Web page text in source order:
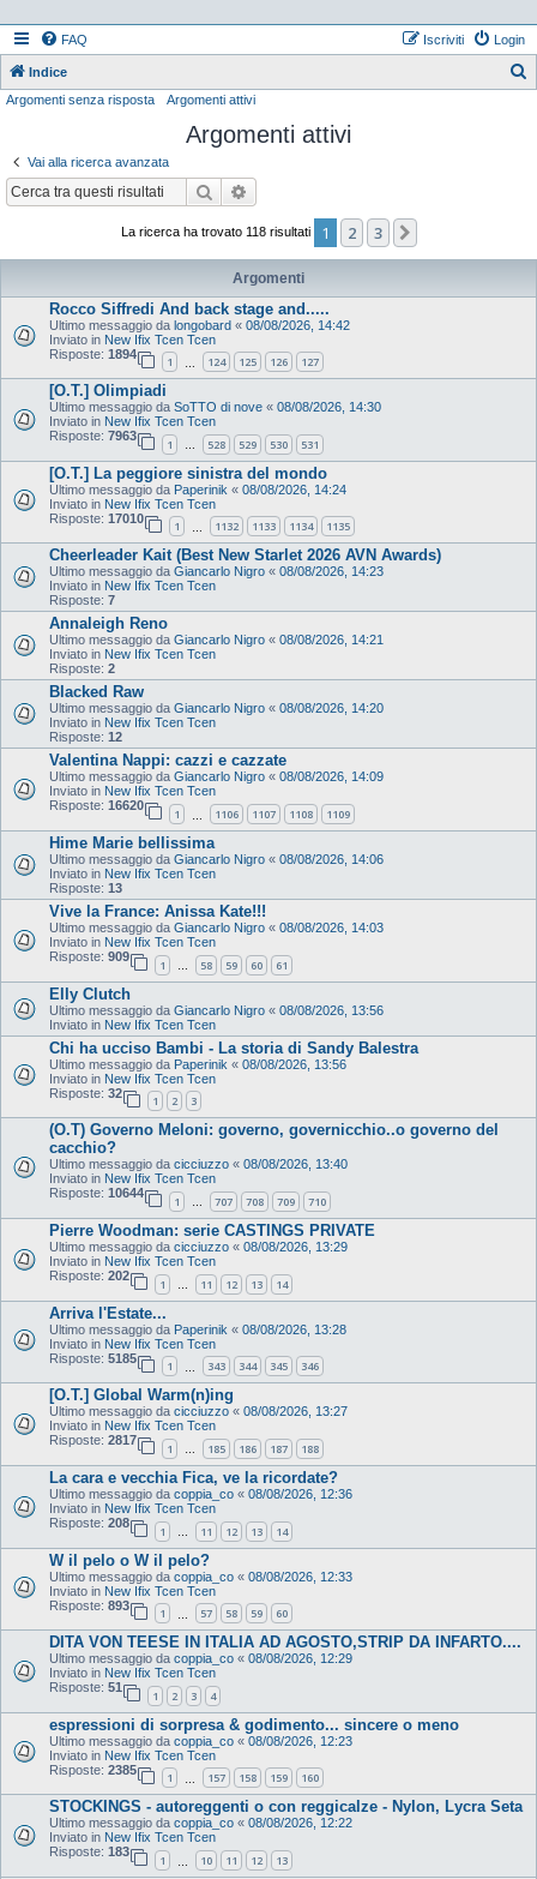
FAQ Login
Iscriviti
Indice
Argomenti senza risposta Argomenti attivi
Argomenti attivi
Vai alla ricerca avanzata
Cerca
La ricerca ha trovato 118 risultati 1 2 3
Argomenti
Rocco Siffredi And back stage and.....
Ultimo messaggio da longobard « 08/08/2026, 14:42
Inviato in New Ifix Tcen Tcen
Risposte: 1894
1 124 125 126 127
[O.T.] Olimpiadi
Ultimo messaggio da SoTTO di nove « 08/08/2026, 14:30
Inviato in New Ifix Tcen Tcen
Risposte: 7963
1 … 528 529 530 531
[O.T.] La peggiore sinistra del mondo
Ultimo messaggio da Paperinik « 08/08/2026, 14:24
Inviato in New Ifix Tcen Tcen
Risposte: 17010
1 1132 1133 1134 1135
Cheerleader Kait (Best New Starlet 2026 AVN Awards)
Ultimo messaggio da Giancarlo Nigro « 08/08/2026, 14:23
Inviato in New Ifix Tcen Tcen
Risposte: 7
Annaleigh Reno
Ultimo messaggio da Giancarlo Nigro « 08/08/2026, 14:21
Inviato in New Ifix Tcen Tcen
Risposte: 2
Blacked Raw
Ultimo messaggio da Giancarlo Nigro « 08/08/2026, 14:20
Inviato in New Ifix Tcen Tcen
Risposte: 12
Valentina Nappi: cazzi e cazzate
Ultimo messaggio da Giancarlo Nigro « 08/08/2026, 14:09
Inviato in New Ifix Tcen Tcen
Risposte: 16620
1 1106 1107 1108 1109
Hime Marie bellissima
Ultimo messaggio da Giancarlo Nigro « 08/08/2026, 14:06
Inviato in New Ifix Tcen Tcen
Risposte: 13
Vive la France: Anissa Kate!!!
Ultimo messaggio da Giancarlo Nigro « 08/08/2026, 14:03
Inviato in New Ifix Tcen Tcen
Risposte: 909
1 … 58 59 60 61
Elly Clutch
Ultimo messaggio da Giancarlo Nigro « 08/08/2026, 13:56
Inviato in New Ifix Tcen Tcen
Chi ha ucciso Bambi - La storia di Sandy Balestra
Ultimo messaggio da Paperinik « 08/08/2026, 13:56
Inviato in New Ifix Tcen Tcen
Risposte: 32
1 2 3
(O.T) Governo Meloni: governo, governicchio..o governo del
cacchio?
Ultimo messaggio da cicciuzzo « 08/08/2026, 13:40
Inviato in New Ifix Tcen Tcen
Risposte: 10644
1 … 707 708 709 710
Pierre Woodman: serie CASTINGS PRIVATE
Ultimo messaggio da cicciuzzo « 08/08/2026, 13:29
Inviato in New Ifix Tcen Tcen
Risposte: 202
1 … 11 12 13 14
Arriva l'Estate...
Ultimo messaggio da Paperinik « 08/08/2026, 13:28
Inviato in New Ifix Tcen Tcen
Risposte: 5185
1 343 344 345 346
[O.T.] Global Warm(n)ing
Ultimo messaggio da cicciuzzo « 08/08/2026, 13:27
Inviato in New Ifix Tcen Tcen
Risposte: 2817
1 … 185 186 187 188
La cara e vecchia Fica, ve la ricordate?
Ultimo messaggio da coppia_co « 08/08/2026, 12:36
Inviato in New Ifix Tcen Tcen
Risposte: 208
1 … 11 12 13 14
W il pelo o W il pelo?
Ultimo messaggio da coppia_co « 08/08/2026, 12:33
Inviato in New Ifix Tcen Tcen
Risposte: 893
1 57 58 59 60
DITA VON TEESE IN ITALIA AD AGOSTO,STRIP DA INFARTO....
Ultimo messaggio da coppia_co « 08/08/2026, 12:29
Inviato in New Ifix Tcen Tcen
Risposte: 51
1 2 3 4
espressioni di sorpresa & godimento... sincere o meno
Ultimo messaggio da coppia_co « 08/08/2026, 12:23
Inviato in New Ifix Tcen Tcen
Risposte: 2385
1 157 158 159 160
STOCKINGS - autoreggenti o con reggicalze - Nylon, Lycra Seta
Ultimo messaggio da coppia_co « 08/08/2026, 12:22
Inviato in New Ifix Tcen Tcen
Risposte: 183
1 10 11 12 13